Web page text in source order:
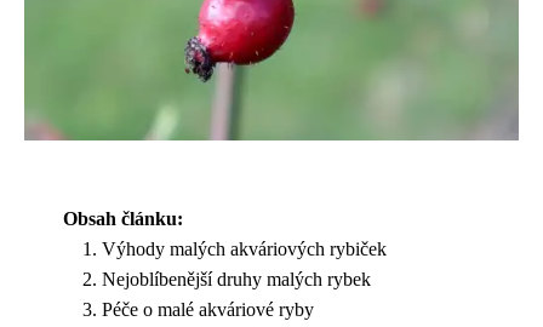
Obsah článku:
Výhody malých akváriových rybiček
Nejoblíbenější druhy malých rybek
Péče o malé akváriové ryby